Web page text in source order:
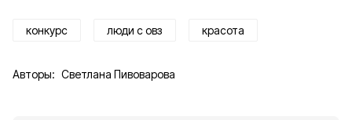
конкурс люди с овз красота
Авторы: Светлана Пивоварова